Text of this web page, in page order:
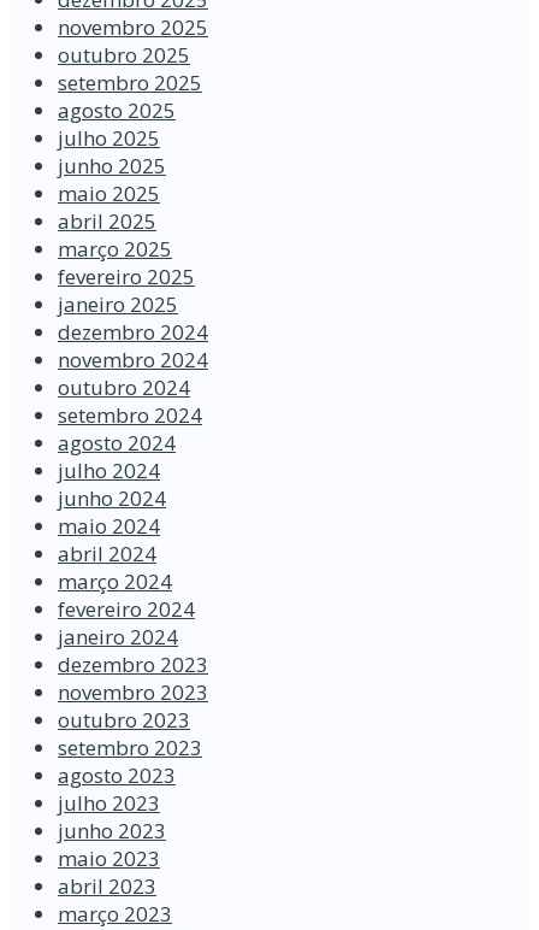
novembro 2025
outubro 2025
setembro 2025
agosto 2025
julho 2025
junho 2025
maio 2025
abril 2025
março 2025
fevereiro 2025
janeiro 2025
dezembro 2024
novembro 2024
outubro 2024
setembro 2024
agosto 2024
julho 2024
junho 2024
maio 2024
abril 2024
março 2024
fevereiro 2024
janeiro 2024
dezembro 2023
novembro 2023
outubro 2023
setembro 2023
agosto 2023
julho 2023
junho 2023
maio 2023
abril 2023
março 2023